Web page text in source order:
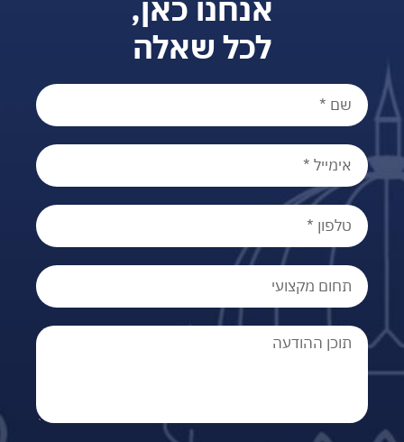
אנחנו כאן,
לכל שאלה